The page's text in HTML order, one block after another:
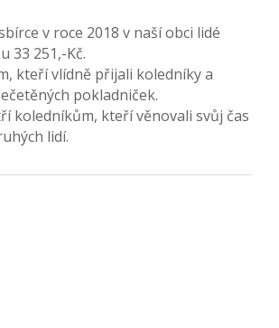
v roce 2018 v naší obci lidé
33 251,-Kč.
kteří vlídně přijali koledníky a
pokladniček.
koledníkům, kteří věnovali svůj čas
lidí.